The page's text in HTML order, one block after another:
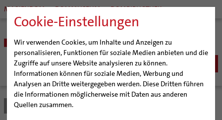
Cookie-Einstellungen
Wir verwenden Cookies, um Inhalte und Anzeigen zu
personalisieren, Funktionen für soziale Medien anbieten und die
Zugriffe auf unsere Website analysieren zu können.
Informationen können für soziale Medien, Werbung und
Analysen an Dritte weitergegeben werden. Diese Dritten führen
die Informationen möglicherweise mit Daten aus anderen
Quellen zusammen.
MARIENDOM DOMMUSEUM DOMBIBLIOTHEK
BISTUM
Bischöfe
SEELSORGE
Bistum Hildesheim